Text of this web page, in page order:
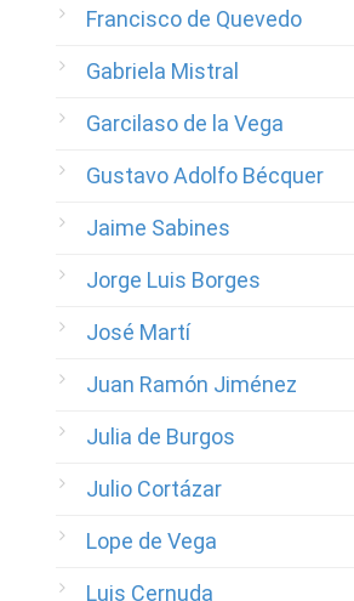
Francisco de Quevedo
Gabriela Mistral
Garcilaso de la Vega
Gustavo Adolfo Bécquer
Jaime Sabines
Jorge Luis Borges
José Martí
Juan Ramón Jiménez
Julia de Burgos
Julio Cortázar
Lope de Vega
Luis Cernuda